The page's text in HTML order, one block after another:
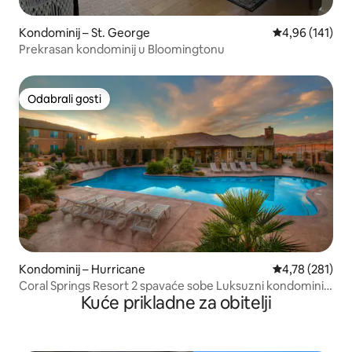
Kondominij – St. George Prosječna
4,96 (141)
Prekrasan kondominij u Bloomingtonu
Odabrali gosti
Odabrali gosti
Kondominij – Hurricane Prosječna
4,78 (281)
Coral Springs Resort 2 spavaće sobe Luksuzni kondominij
Kuće prikladne za obitelji